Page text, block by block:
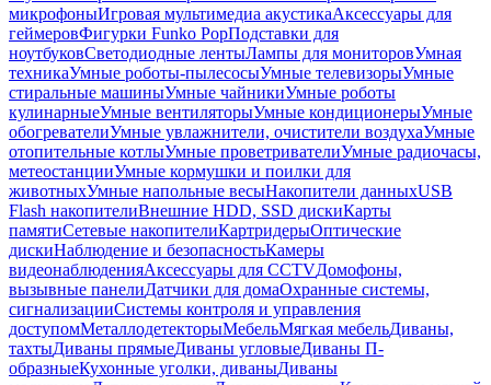
микрофоныИгровая мультимедиа акустикаАксессуары для
геймеровФигурки Funko PopПодставки для
ноутбуковСветодиодные лентыЛампы для мониторовУмная
техникаУмные роботы-пылесосыУмные телевизорыУмные
стиральные машиныУмные чайникиУмные роботы
кулинарныеУмные вентиляторыУмные кондиционерыУмные
обогревателиУмные увлажнители, очистители воздухаУмные
отопительные котлыУмные проветривателиУмные радиочасы,
метеостанцииУмные кормушки и поилки для
животныхУмные напольные весыНакопители данныхUSB
Flash накопителиВнешние HDD, SSD дискиКарты
памятиСетевые накопителиКартридерыОптические
дискиНаблюдение и безопасностьКамеры
видеонаблюденияАксессуары для CCTVДомофоны,
вызывные панелиДатчики для домаОхранные системы,
сигнализацииСистемы контроля и управления
доступомМеталлодетекторыМебельМягкая мебельДиваны,
тахтыДиваны прямыеДиваны угловыеДиваны П-
образныеКухонные уголки, диваныДиваны